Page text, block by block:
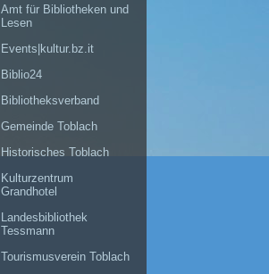
Amt für Bibliotheken und
Lesen
Events|kultur.bz.it
Biblio24
Bibliotheksverband
Gemeinde Toblach
Historisches Toblach
Kulturzentrum
Grandhotel
Landesbibliothek
Tessmann
Tourismusverein Toblach